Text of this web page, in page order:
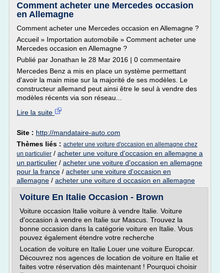
Comment acheter une Mercedes occasion
en Allemagne
Comment acheter une Mercedes occasion en Allemagne ?
Accueil » Importation automobile » Comment acheter une
Mercedes occasion en Allemagne ?
Publié par Jonathan le 28 Mar 2016 | 0 commentaire
Mercedes Benz a mis en place un système permettant
d'avoir la main mise sur la majorité de ses modèles. Le
constructeur allemand peut ainsi être le seul à vendre des
modèles récents via son réseau...
Lire la suite
Site : http://mandataire-auto.com
Thèmes liés : acheter une voiture d'occasion en allemagne chez
un particulier / acheter une voiture d'occasion en allemagne a
un particulier / acheter une voiture d'occasion en allemagne
pour la france / acheter une voiture d'occasion en
allemagne / acheter une voiture d occasion en allemagne
Voiture En Italie Occasion - Brown
Voiture occasion Italie voiture à vendre Italie. Voiture
d'occasion à vendre en Italie sur Mascus. Trouvez la
bonne occasion dans la catégorie voiture en Italie. Vous
pouvez également étendre votre recherche
Location de voiture en Italie Louer une voiture Europcar.
Découvrez nos agences de location de voiture en Italie et
faites votre réservation dès maintenant ! Pourquoi choisir